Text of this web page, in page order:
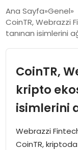
ÖZEL SAYFALAR
SPOR
SIYASET
Ana Sayfa Genel
CoinTR, Webrazzi
tanınan isimlerini
CoinTR,
kripto
isimlerini
Webrazzi
CoinTR,